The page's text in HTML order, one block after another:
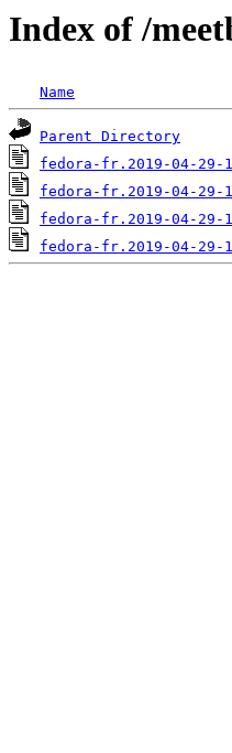
Index of /
Name
Parent Directory
fedora-fr.2019-04-29-
fedora-fr.2019-04-29-
fedora-fr.2019-04-
fedora-fr.2019-04-29-